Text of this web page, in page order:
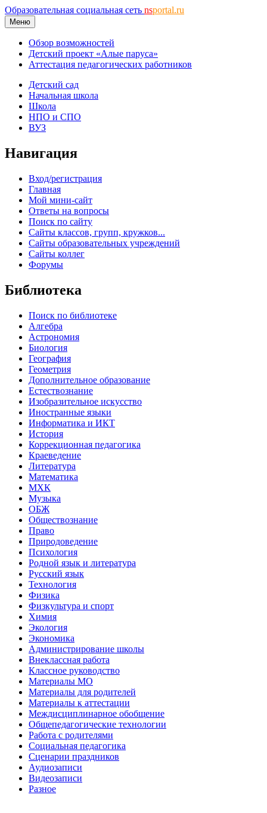
Образовательная социальная сеть nsportal.ru
Меню
Обзор возможностей
Детский проект «Алые паруса»
Аттестация педагогических работников
Детский сад
Начальная школа
Школа
НПО и СПО
ВУЗ
Навигация
Вход/регистрация
Главная
Мой мини-сайт
Ответы на вопросы
Поиск по сайту
Сайты классов, групп, кружков...
Сайты образовательных учреждений
Сайты коллег
Форумы
Библиотека
Поиск по библиотеке
Алгебра
Астрономия
Биология
География
Геометрия
Дополнительное образование
Естествознание
Изобразительное искусство
Иностранные языки
Информатика и ИКТ
История
Коррекционная педагогика
Краеведение
Литература
Математика
МХК
Музыка
ОБЖ
Обществознание
Право
Природоведение
Психология
Родной язык и литература
Русский язык
Технология
Физика
Физкультура и спорт
Химия
Экология
Экономика
Администрирование школы
Внеклассная работа
Классное руководство
Материалы МО
Материалы для родителей
Материалы к аттестации
Междисциплинарное обобщение
Общепедагогические технологии
Работа с родителями
Социальная педагогика
Сценарии праздников
Аудиозаписи
Видеозаписи
Разное